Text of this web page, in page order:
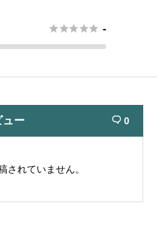
 -
ュー  0
されていません。